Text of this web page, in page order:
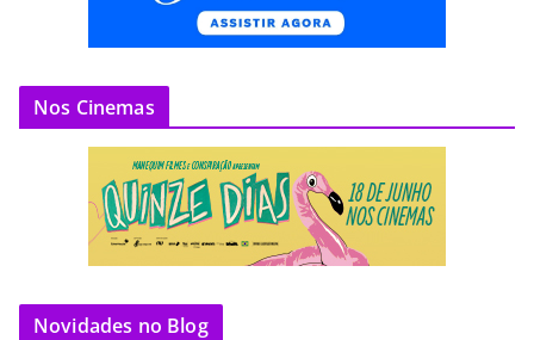
Nos Cinemas
Novidades no Blog